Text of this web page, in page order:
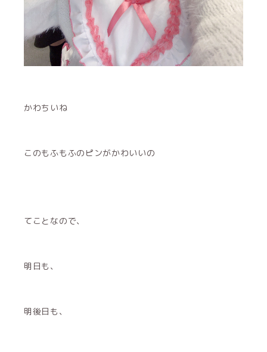
かわちいね
このもふもふのピンがかわいいの
てことなので、
明日も、
明後日も、